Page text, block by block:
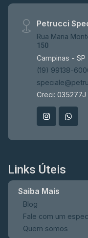
Petrucci
Rua Maria
150
Campinas - SP
(19) 99138-
Creci: 035277J
Links Úteis
Saiba Mais
Blog
Fale com um
Quem somos